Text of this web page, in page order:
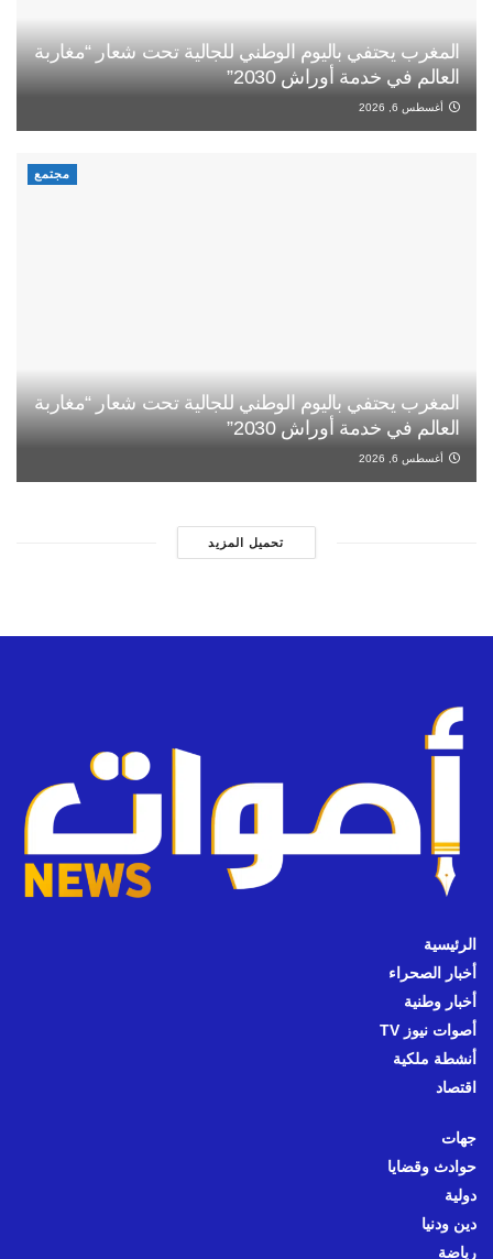
المغرب يحتفي باليوم الوطني للجالية تحت شعار “مغاربة
العالم في خدمة أوراش 2030”
أغسطس 6, 2026
مجتمع
المغرب يحتفي باليوم الوطني للجالية تحت شعار “مغاربة
العالم في خدمة أوراش 2030”
أغسطس 6, 2026
تحميل المزيد
الرئيسية
أخبار الصحراء
أخبار وطنية
أصوات نيوز TV
أنشطة ملكية
اقتصاد
جهات
حوادث وقضايا
دولية
دين ودنيا
رياضة